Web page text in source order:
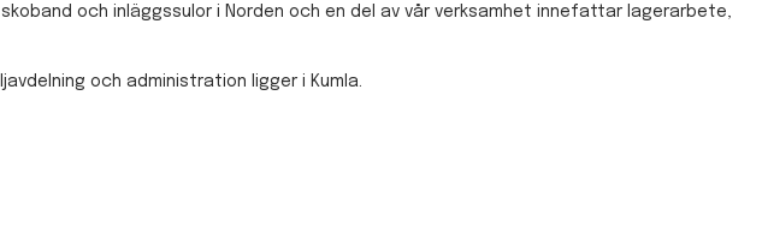
och inläggssulor i Norden och en del av vår verksamhet innefattar lagerarbete,
och administration ligger i Kumla.